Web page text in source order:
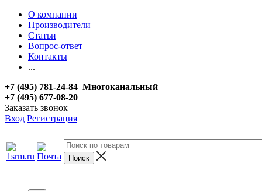
О компании
Производители
Статьи
Вопрос-ответ
Контакты
...
+7 (495) 781-24-84 Многоканальный
+7 (495) 677-08-20
Заказать звонок
Вход Регистрация